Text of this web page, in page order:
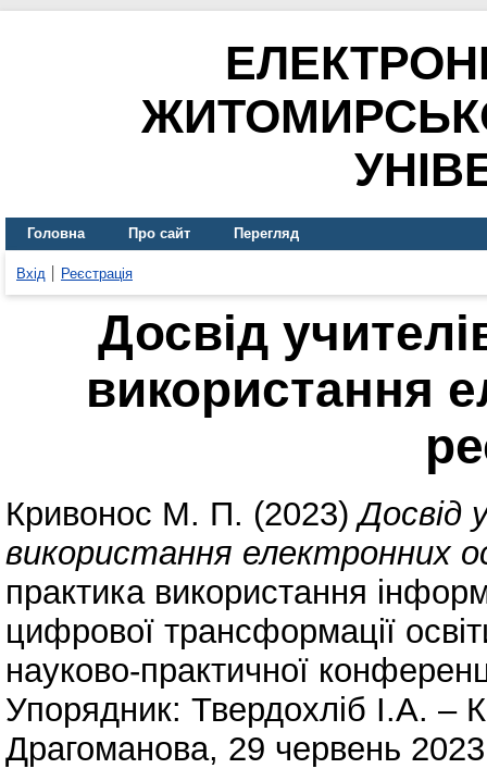
Головна Про сайт Перегляд
Вхід Реєстрація
Досвід
використання
Кривонос М. П. (2023)Досвід
використання електронних
практика використання
цифрової трансформації
науково-практичної
Упорядник: Твердохліб І.А. –
Драгоманова, 29 червень